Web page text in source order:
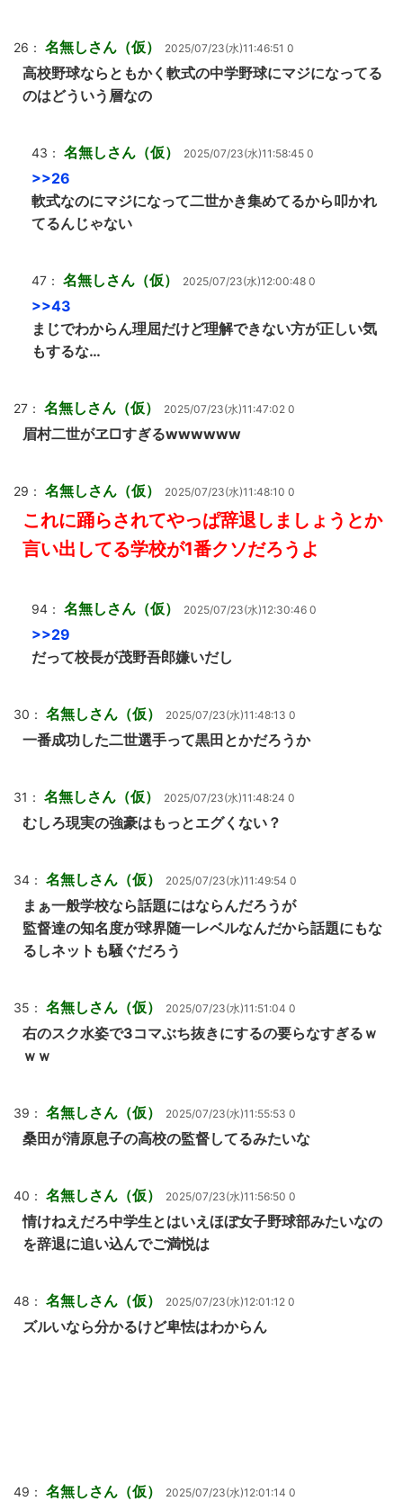
26： 名無しさん（仮） 2025/07/23(水)11:46:51 0
高校野球ならともかく軟式の中学野球にマジになってる
のはどういう層なの
43： 名無しさん（仮） 2025/07/23(水)11:58:45 0
>>26
軟式なのにマジになって二世かき集めてるから叩かれ
てるんじゃない
47： 名無しさん（仮） 2025/07/23(水)12:00:48 0
>>43
まじでわからん理屈だけど理解できない方が正しい気
もするな…
27： 名無しさん（仮） 2025/07/23(水)11:47:02 0
眉村二世がヱ□すぎるwwwwww
29： 名無しさん（仮） 2025/07/23(水)11:48:10 0
これに踊らされてやっぱ辞退しましょうとか
言い出してる学校が1番クソだろうよ
94： 名無しさん（仮） 2025/07/23(水)12:30:46 0
>>29
だって校長が茂野吾郎嫌いだし
30： 名無しさん（仮） 2025/07/23(水)11:48:13 0
一番成功した二世選手って黒田とかだろうか
31： 名無しさん（仮） 2025/07/23(水)11:48:24 0
むしろ現実の強豪はもっとエグくない？
34： 名無しさん（仮） 2025/07/23(水)11:49:54 0
まぁ一般学校なら話題にはならんだろうが
監督達の知名度が球界随一レベルなんだから話題にもな
るしネットも騒ぐだろう
35： 名無しさん（仮） 2025/07/23(水)11:51:04 0
右のスク水姿で3コマぶち抜きにするの要らなすぎるｗ
ｗｗ
39： 名無しさん（仮） 2025/07/23(水)11:55:53 0
桑田が清原息子の高校の監督してるみたいな
40： 名無しさん（仮） 2025/07/23(水)11:56:50 0
情けねえだろ中学生とはいえほぼ女子野球部みたいなの
を辞退に追い込んでご満悦は
48： 名無しさん（仮） 2025/07/23(水)12:01:12 0
ズルいなら分かるけど卑怯はわからん
49： 名無しさん（仮） 2025/07/23(水)12:01:14 0